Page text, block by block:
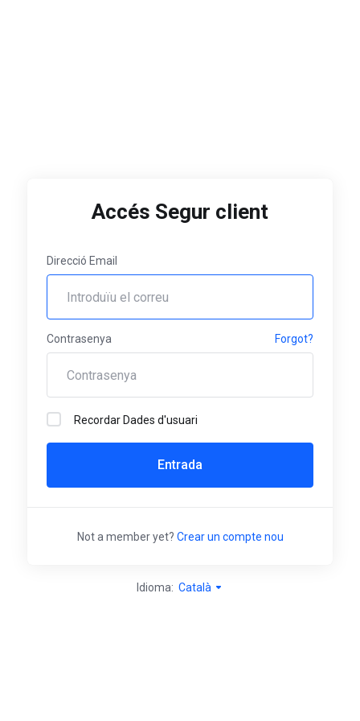
Accés Segur client
Direcció Email
Contrasenya Forgot?
Recordar Dades d'usuari
Entrada
Not a member yet? Crear un compte nou
Idioma: Català